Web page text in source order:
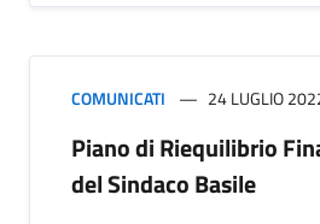
COMUNICATI 24 LUGLIO
Piano di Riequilibrio
del Sindaco Basile